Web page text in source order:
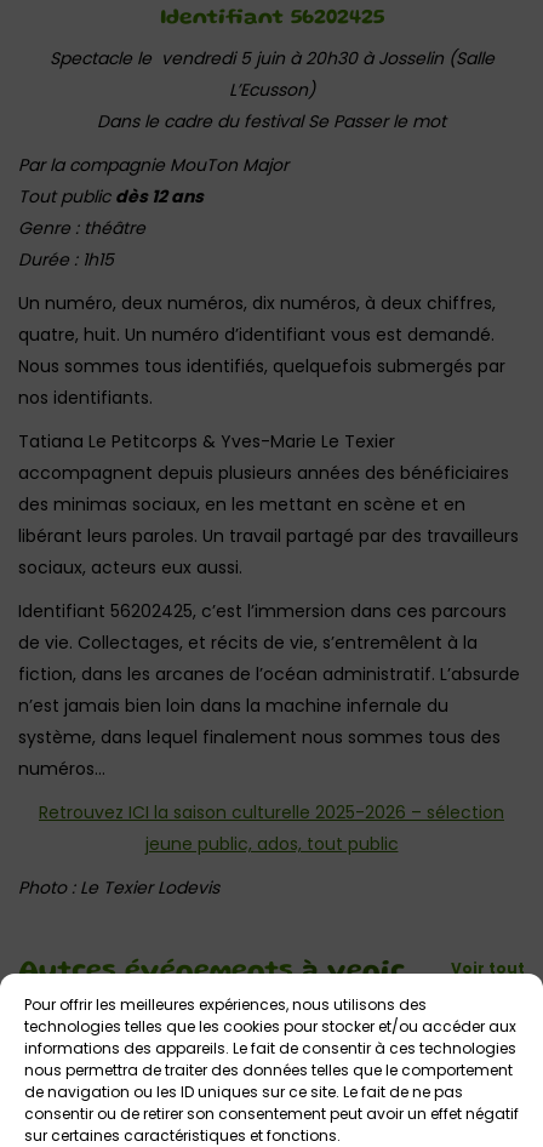
Pour offrir les meilleures expériences, nous utilisons des
technologies telles que les cookies pour stocker et/ou accéder aux
informations des appareils. Le fait de consentir à ces technologies
nous permettra de traiter des données telles que le comportement
de navigation ou les ID uniques sur ce site. Le fait de ne pas
consentir ou de retirer son consentement peut avoir un effet négatif
sur certaines caractéristiques et fonctions.
Identifiant 56202425
Spectacle le vendredi 5 juin à 20h30 à Josselin (Salle
L’Ecusson)
Dans le cadre du festival Se Passer le mot
Par la compagnie MouTon Major
Tout public dès 12 ans
Genre : théâtre
Durée : 1h15
Un numéro, deux numéros, dix numéros, à deux chiffres,
quatre, huit. Un numéro d’identifiant vous est demandé.
Nous sommes tous identifiés, quelquefois submergés par
nos identifiants.
Tatiana Le Petitcorps & Yves-Marie Le Texier
accompagnent depuis plusieurs années des bénéficiaires
des minimas sociaux, en les mettant en scène et en
libérant leurs paroles. Un travail partagé par des travailleurs
sociaux, acteurs eux aussi.
Identifiant 56202425, c’est l’immersion dans ces parcours
de vie. Collectages, et récits de vie, s’entremêlent à la
fiction, dans les arcanes de l’océan administratif. L’absurde
n’est jamais bien loin dans la machine infernale du
système, dans lequel finalement nous sommes tous des
numéros…
Retrouvez ICI la saison culturelle 2025-2026 – sélection
jeune public, ados, tout public
Photo : Le Texier Lodevis
Autres événementsà venir Voir tout
GRATUIT